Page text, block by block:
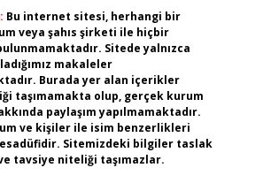
Bu internet sitesi, herhangi bir
veya şahıs şirketi ile hiçbir
Sitede yalnızca
makaleler
Burada yer alan içerikler
taşımamakta olup, gerçek kurum
paylaşım yapılmamaktadır.
ve kişiler ile isim benzerlikleri
Sitemizdeki bilgiler taslak
tavsiye niteliği taşımazlar.